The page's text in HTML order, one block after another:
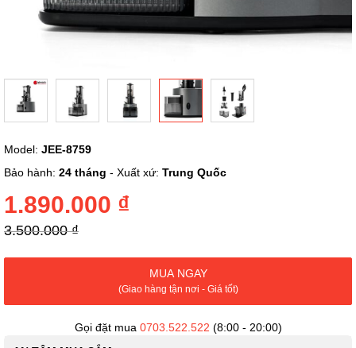
đến
phần
của
thư
viện
ảnh
Model: JEE-8759
Bảo hành: 24 tháng - Xuất xứ: Trung Quốc
1.890.000 ₫
3.500.000 ₫
MUA NGAY
(Giao hàng tận nơi - Giá tốt)
Gọi đặt mua 0703.522.522 (8:00 - 20:00)